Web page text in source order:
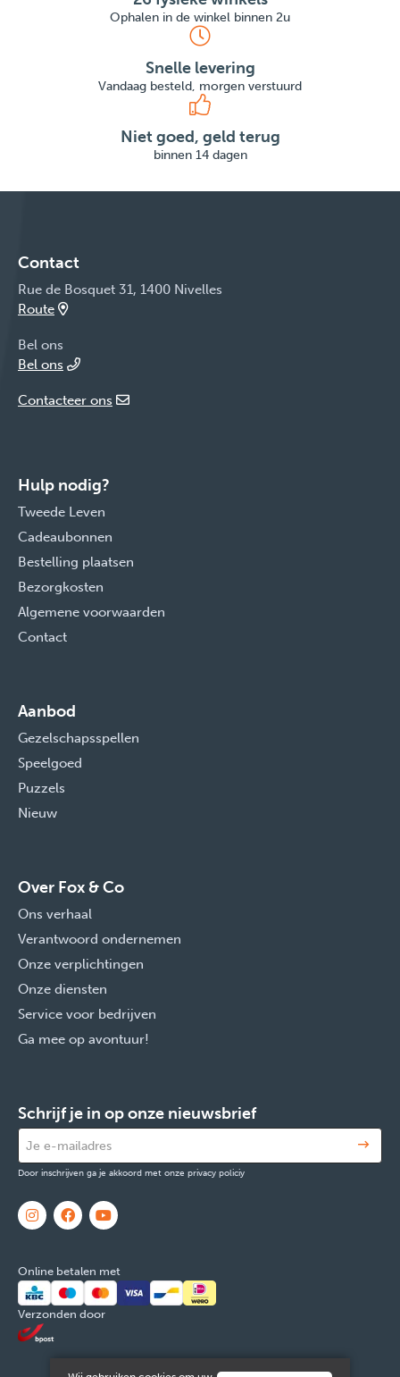
Ophalen in de winkel binnen 2u
Snelle levering
Vandaag besteld, morgen verstuurd
Niet goed, geld terug
binnen 14 dagen
Contact
Rue de Bosquet 31, 1400 Nivelles
Route
Bel ons
Bel ons
Contacteer ons
Hulp nodig?
Tweede Leven
Cadeaubonnen
Bestelling plaatsen
Bezorgkosten
Algemene voorwaarden
Contact
Aanbod
Gezelschapsspellen
Speelgoed
Puzzels
Nieuw
Over Fox & Co
Ons verhaal
Verantwoord ondernemen
Onze verplichtingen
Onze diensten
Service voor bedrijven
Ga mee op avontuur!
Schrijf je in op onze nieuwsbrief
Door inschrijven ga je akkoord met onze privacy policiy
Online betalen met
Verzonden door